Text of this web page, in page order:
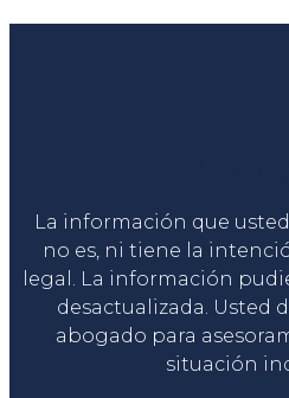
La información que
no es, ni tiene la
legal. La información
desactualizada. Usted
abogado para
situación